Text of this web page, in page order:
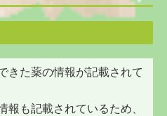
きた薬の情報が記載されて
報も記載されているため、